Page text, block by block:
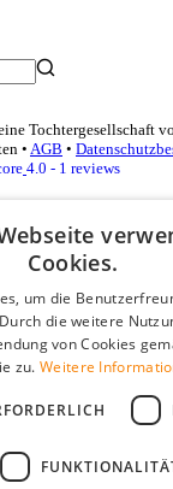
Tochtergesellschaft
• AGB •
4.0 - 1 reviews
Cookies.
um die
die weitere
von Cookies
zu. Weitere